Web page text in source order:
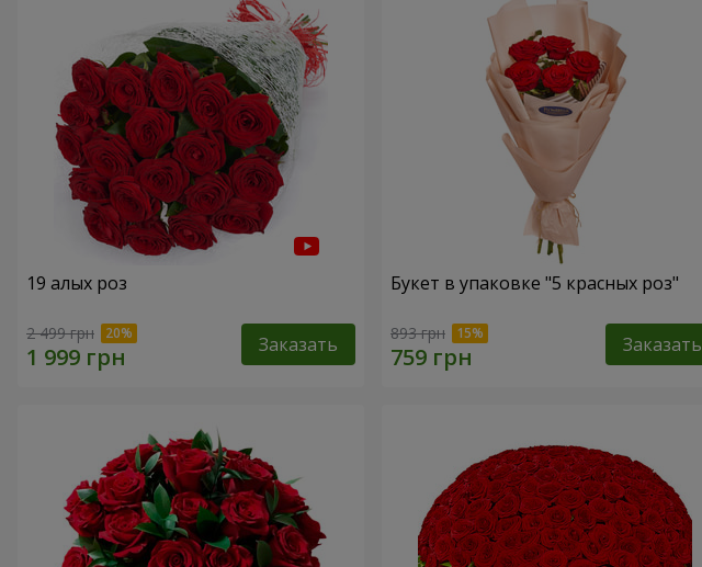
19 алых роз
2 499 грн Заказать
Букет в упаковке "5 красных роз"
893 грн Заказать